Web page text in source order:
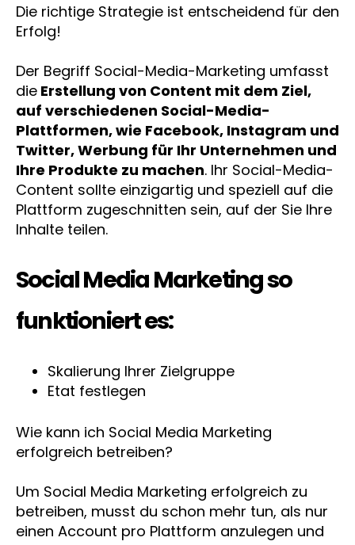
Die richtige Strategie ist entscheidend für den
Erfolg!
Der Begriff Social-Media-Marketing umfasst
die Erstellung von Content mit dem Ziel,
auf verschiedenen Social-Media-
Plattformen, wie Facebook, Instagram und
Twitter, Werbung für Ihr Unternehmen und
Ihre Produkte zu machen. Ihr Social-Media-
Content sollte einzigartig und speziell auf die
Plattform zugeschnitten sein, auf der Sie Ihre
Inhalte teilen.
Social Media Marketing so
funktioniert es:
Skalierung Ihrer Zielgruppe
Etat festlegen
Wie kann ich Social Media Marketing
erfolgreich betreiben?
Um Social Media Marketing erfolgreich zu
betreiben, musst du schon mehr tun, als nur
einen Account pro Plattform anzulegen und